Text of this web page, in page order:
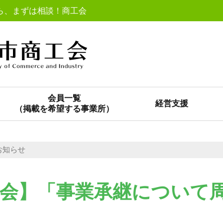
、まずは相談！商工会
会員一覧
経営支援
知らせ
会】「事業承継について